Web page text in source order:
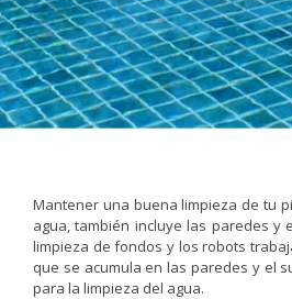
Mantener una buena limpieza de tu
agua, también incluye las paredes y
limpieza de fondos y los robots
que se acumula en las paredes y el
para la limpieza del agua.